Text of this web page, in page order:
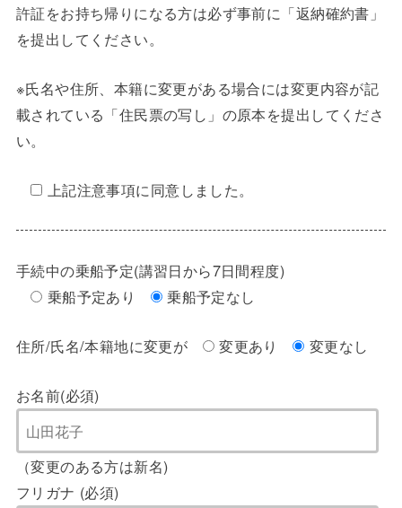
許証をお持ち帰りになる方は必ず事前に「返納確約書」
を提出してください。
※氏名や住所、本籍に変更がある場合には変更内容が記
載されている「住民票の写し」の原本を提出してくださ
い。
上記注意事項に同意しました。
手続中の乗船予定(講習日から7日間程度)
乗船予定あり
乗船予定なし
住所/氏名/本籍地に変更が 変更あり 変更なし
お名前(必須)
（変更のある方は新名)
フリガナ (必須)